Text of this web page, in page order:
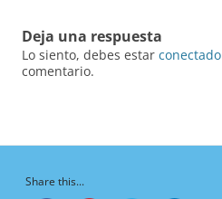
Deja una respuesta
Lo siento, debes estar conectado
comentario.
Share this...